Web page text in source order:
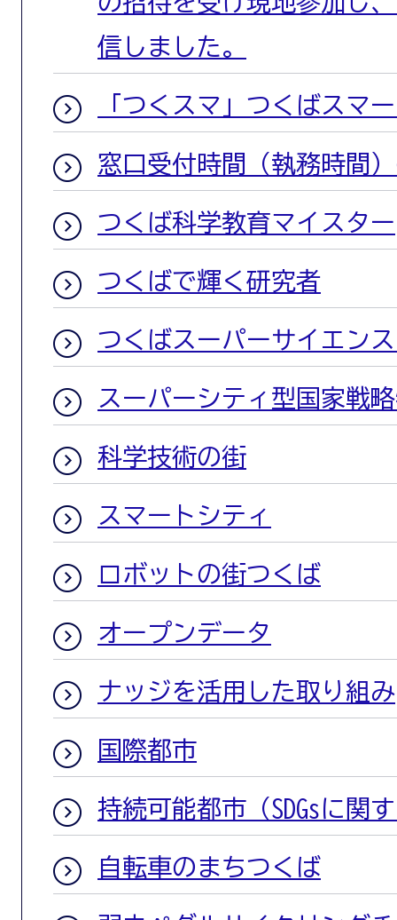
信しました。
「つくスマ」つくばスマ
窓口受付時間（執務時間
つくば科学教育マイスター
つくばで輝く研究者
つくばスーパーサイエン
スーパーシティ型国家戦
科学技術の街
スマートシティ
ロボットの街つくば
オープンデータ
ナッジを活用した取り組み
国際都市
持続可能都市（SDGsに関
自転車のまちつくば